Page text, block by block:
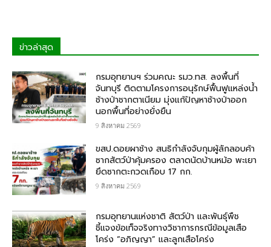
ข่าวล่าสุด
กรมอุทยานฯ ร่วมคณะ รมว.ทส. ลงพื้นที่
จันทบุรี ติดตามโครงการอนุรักษ์ฟื้นฟูแหล่งน้ำ
ช้างป่าชากตาเนียม มุ่งแก้ปัญหาช้างป่าออก
นอกพื้นที่อย่างยั่งยืน
9 สิงหาคม 2569
ขสป.ดอยผาช้าง สนธิกำลังจับกุมผู้ลักลอบค้า
ซากสัตว์ป่าคุ้มครอง ตลาดนัดบ้านหม้อ พะเยา
ยึดซากตะกวดเกือบ 17 กก.
9 สิงหาคม 2569
กรมอุทยานแห่งชาติ สัตว์ป่า และพันธุ์พืช​
ชี้แจงข้อเท็จจริงทางวิชาการกรณีข้อมูลเสือ
โคร่ง “อภิญญา” และลูกเสือโคร่ง